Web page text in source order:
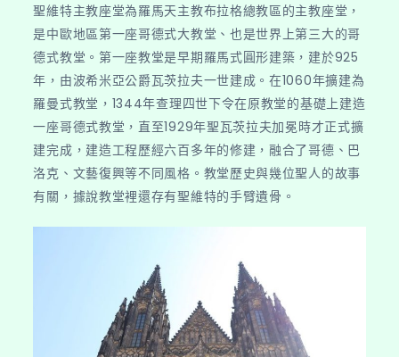
聖維特主教座堂為羅馬天主教布拉格總教區的主教座堂，
是中歐地區第一座哥德式大教堂、也是世界上第三大的哥
德式教堂。第一座教堂是早期羅馬式圓形建築，建於925
年，由波希米亞公爵瓦茨拉夫一世建成。在1060年擴建為
羅曼式教堂，1344年查理四世下令在原教堂的基礎上建造
一座哥德式教堂，直至1929年聖瓦茨拉夫加冕時才正式擴
建完成，建造工程歷經六百多年的修建，融合了哥德、巴
洛克、文藝復興等不同風格。教堂歷史與幾位聖人的故事
有關，據說教堂裡還存有聖維特的手臂遺骨。